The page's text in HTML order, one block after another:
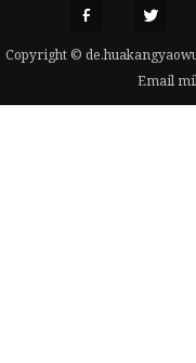
Copyright ©
Email